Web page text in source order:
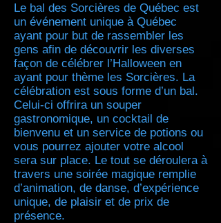
Le bal des Sorcières de Québec est
un événement unique à Québec
ayant pour but de rassembler les
gens afin de découvrir les diverses
façon de célébrer l’Halloween en
ayant pour thème les Sorcières. La
célébration est sous forme d’un bal.
Celui-ci offrira un souper
gastronomique, un cocktail de
bienvenu et un service de potions ou
vous pourrez ajouter votre alcool
sera sur place. Le tout se déroulera à
travers une soirée magique remplie
d’animation, de danse, d’expérience
unique, de plaisir et de prix de
présence.